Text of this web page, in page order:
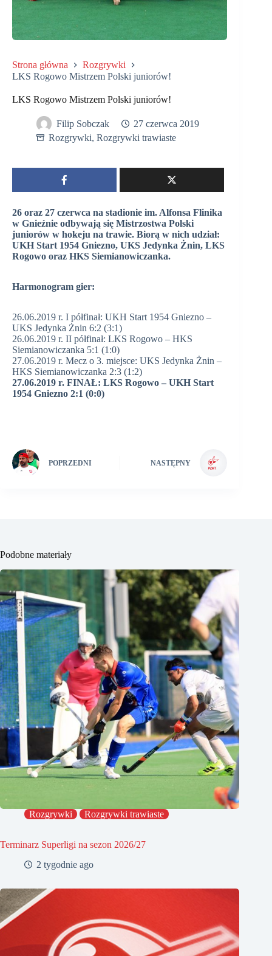
Strona główna
Rozgrywki
LKS Rogowo Mistrzem Polski juniorów!
LKS Rogowo Mistrzem Polski juniorów!
Filip Sobczak
27 czerwca 2019
Rozgrywki, Rozgrywki trawiaste
26 oraz 27 czerwca na stadionie im. Alfonsa Flinika
w Gnieźnie odbywają się Mistrzostwa Polski
juniorów w hokeju na trawie. Biorą w nich udział:
UKH Start 1954 Gniezno, UKS Jedynka Żnin, LKS
Rogowo oraz HKS Siemianowiczanka.
Harmonogram gier:
26.06.2019 r. I półfinał: UKH Start 1954 Gniezno –
UKS Jedynka Żnin 6:2 (3:1)
26.06.2019 r. II półfinał: LKS Rogowo – HKS
Siemianowiczanka 5:1 (1:0)
27.06.2019 r. Mecz o 3. miejsce: UKS Jedynka Żnin –
HKS Siemianowiczanka 2:3 (1:2)
27.06.2019 r. FINAŁ: LKS Rogowo – UKH Start
1954 Gniezno 2:1 (0:0)
POPRZEDNI NASTĘPNY
Podobne materiały
Rozgrywki Rozgrywki trawiaste
Terminarz Superligi na sezon 2026/27
2 tygodnie ago